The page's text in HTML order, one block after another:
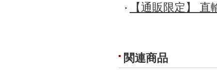
【通販限定】 直
関連商品